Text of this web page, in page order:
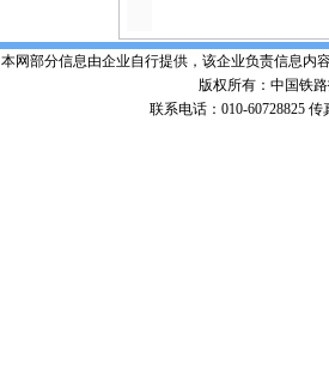
本网部分信息由企业自行提供，该企业负责信息内
版权所有：中国铁路
联系电话：010-60728825 传